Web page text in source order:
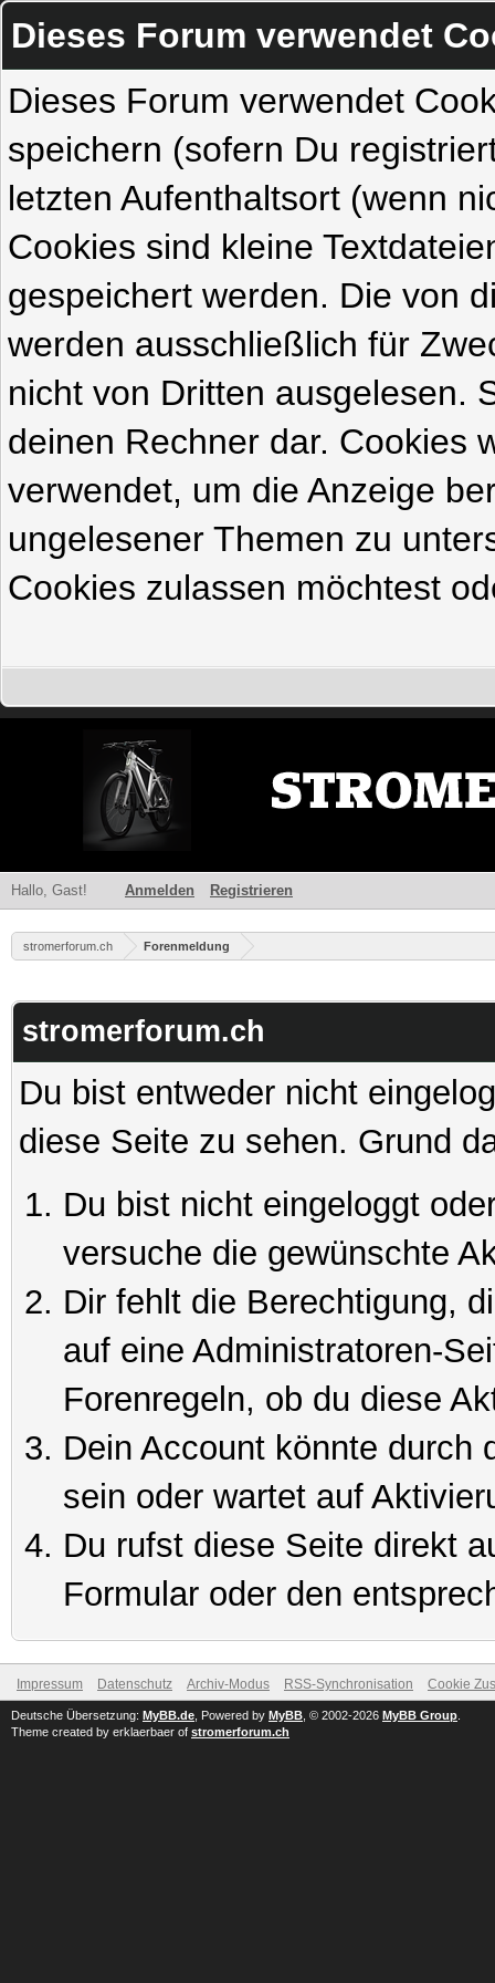
Dieses Forum verwendet
Dieses Forum verwendet
speichern (sofern Du
letzten Aufenthaltsort (wenn
Cookies sind kleine
gespeichert werden. Die von
werden ausschließlich für
nicht von Dritten ausgelesen.
deinen Rechner dar. Cookies
verwendet, um die Anzeige
ungelesener Themen zu
Cookies zulassen möchtest
Hallo, Gast! Anmelden Registrieren
stromerforum.ch Forenmeldung
stromerforum.ch
Du bist entweder nicht
diese Seite zu sehen. Grund
Du bist nicht eingeloggt
versuche die gewünschte
Dir fehlt die Berechtigung,
auf eine Administratoren-
Forenregeln, ob du diese
Dein Account könnte durch
sein oder wartet auf
Du rufst diese Seite direkt
Formular oder den
Impressum Datenschutz Archiv-Modus RSS-Synchronisation Cookie
Deutsche Übersetzung: MyBB.de , Powered by MyBB , © 2002-2026 MyBB Group
Theme created by erklaerbaer of stromerforum.ch